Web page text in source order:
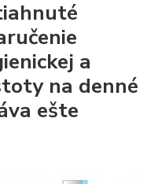
a
na denné
ešte